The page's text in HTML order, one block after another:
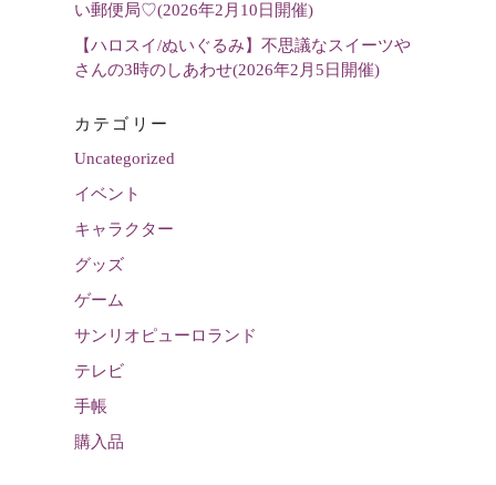
い郵便局♡(2026年2月10日開催)
【ハロスイ/ぬいぐるみ】不思議なスイーツや
さんの3時のしあわせ(2026年2月5日開催)
カテゴリー
Uncategorized
イベント
キャラクター
グッズ
ゲーム
サンリオピューロランド
テレビ
手帳
購入品